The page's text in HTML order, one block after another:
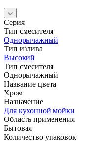
Серия
Тип смесителя
Однорычажный
Тип излива
Высокий
Тип смесителя
Однорычажный
Название цвета
Хром
Назначение
Для кухонной мойки
Область применения
Бытовая
Количество упаковок